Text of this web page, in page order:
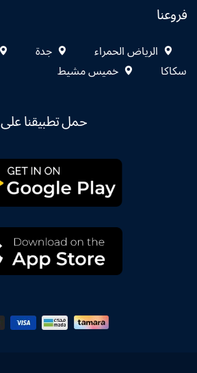
فروعنا
الرياض الحمراء جدة
سكاكا
خميس مشيط
حمل تطبيقنا على